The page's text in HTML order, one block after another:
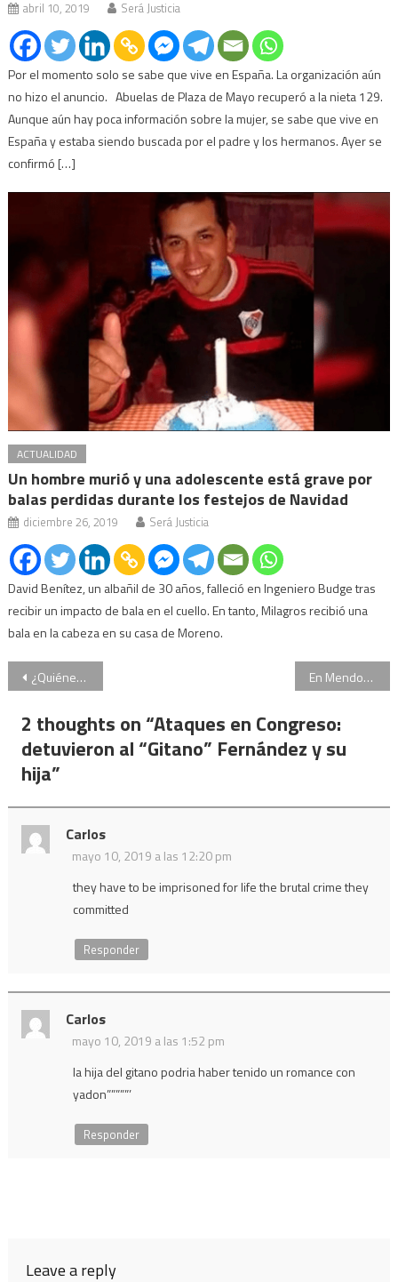
abril 10, 2019 Será Justicia
Por el momento solo se sabe que vive en España. La organización aún
no hizo el anuncio. Abuelas de Plaza de Mayo recuperó a la nieta 129.
Aunque aún hay poca información sobre la mujer, se sabe que vive en
España y estaba siendo buscada por el padre y los hermanos. Ayer se
confirmó […]
ACTUALIDAD
Un hombre murió y una adolescente está grave por
balas perdidas durante los festejos de Navidad
diciembre 26, 2019 Será Justicia
David Benítez, un albañil de 30 años, falleció en Ingeniero Budge tras
recibir un impacto de bala en el cuello. En tanto, Milagros recibió una
bala en la cabeza en su casa de Moreno.
Navegación
de
entradas
¿Quiénes son los detenidos por los ataques a Olivares y Yadón? En Mendoza condenaron a un exintendente por administración fraudulenta
2 thoughts on “Ataques en Congreso:
detuvieron al “Gitano” Fernández y su
hija”
Carlos
mayo 10, 2019 a las 12:20 pm
they have to be imprisoned for life the brutal crime they
committed
Responder
Carlos
mayo 10, 2019 a las 1:52 pm
la hija del gitano podria haber tenido un romance con
yadon”””””’
Responder
Leave a reply